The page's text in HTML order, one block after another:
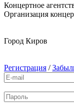
Концертное
Организация
Город Киров
Регистрация /